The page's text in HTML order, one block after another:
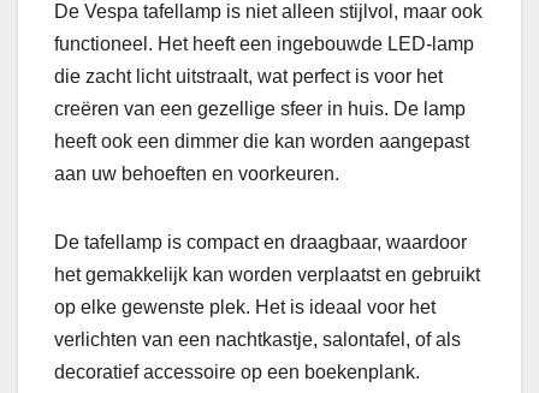
De Vespa tafellamp is niet alleen stijlvol, maar ook
functioneel. Het heeft een ingebouwde LED-lamp
die zacht licht uitstraalt, wat perfect is voor het
creëren van een gezellige sfeer in huis. De lamp
heeft ook een dimmer die kan worden aangepast
aan uw behoeften en voorkeuren.
De tafellamp is compact en draagbaar, waardoor
het gemakkelijk kan worden verplaatst en gebruikt
op elke gewenste plek. Het is ideaal voor het
verlichten van een nachtkastje, salontafel, of als
decoratief accessoire op een boekenplank.